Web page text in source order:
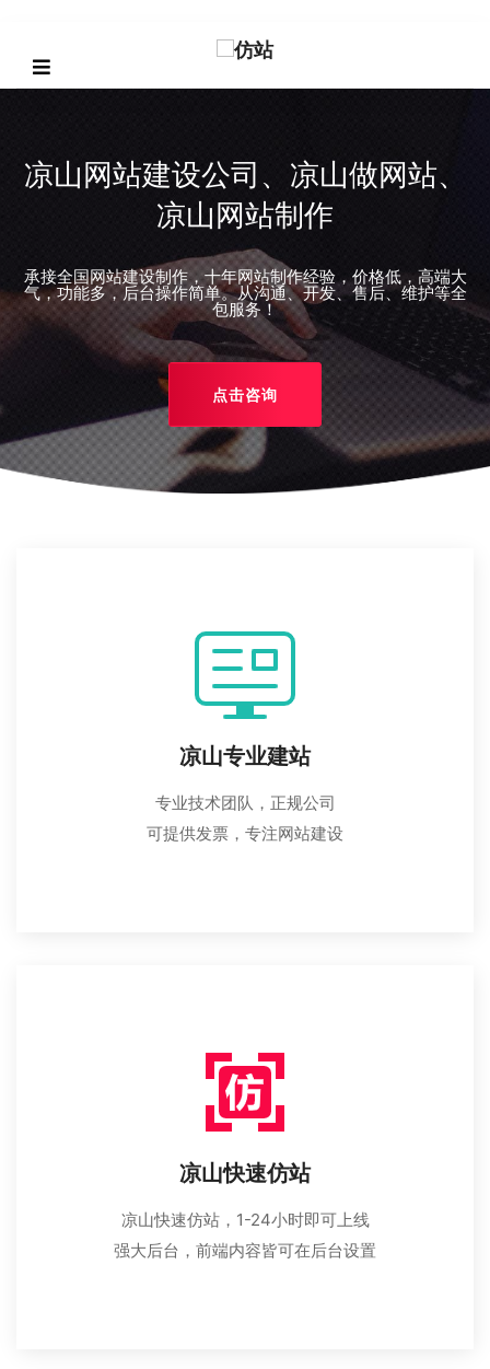
凉山网站建设公司、凉山做网站、
凉山网站制作
承接全国网站建设制作，十年网站制作经验，价格低，高端大
气，功能多，后台操作简单。从沟通、开发、售后、维护等全
包服务！
点击咨询
凉山专业建站
专业技术团队，正规公司
可提供发票，专注网站建设
凉山快速仿站
凉山快速仿站，1-24小时即可上线
强大后台，前端内容皆可在后台设置